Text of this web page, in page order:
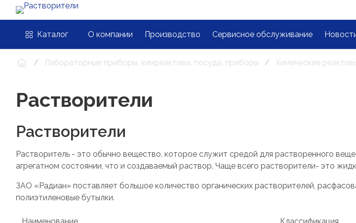
Каталог О компании Производство Сервисное обслуживание
Лабораторные приборы, химреактивы, посуда, приборы Химические
Растворители
Растворители
Растворитель - это обычно вещество, которое служит средой для растворенного
агрегатном состоянии, что и создаваемый раствор. Чаще всего растворители- это
ЗАО «Радиан» поставляет большое количество органических растворителей,
полиэтиленовые бутылки.